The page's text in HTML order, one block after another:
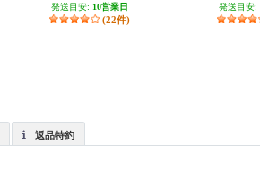
発送目安: 10営業日
(22件)
発送目安:
返品特約